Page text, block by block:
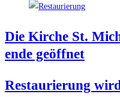
Die Kir­che St.
en­de geöffnet
Restau­rie­rung